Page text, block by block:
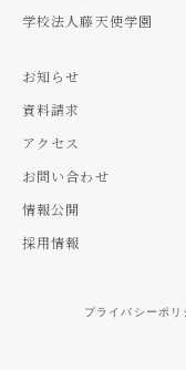
学校法人藤天使学園
お知らせ
資料請求
アクセス
お問い合わせ
情報公開
採用情報
プライバシーポリ